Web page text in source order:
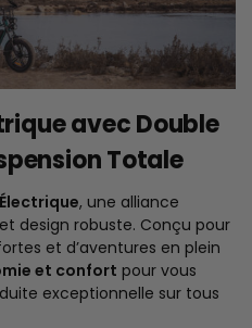
avec Double
Totale
, une alliance
design robuste. Conçu pour
et d’aventures en plein
et confort pour vous
exceptionnelle sur tous